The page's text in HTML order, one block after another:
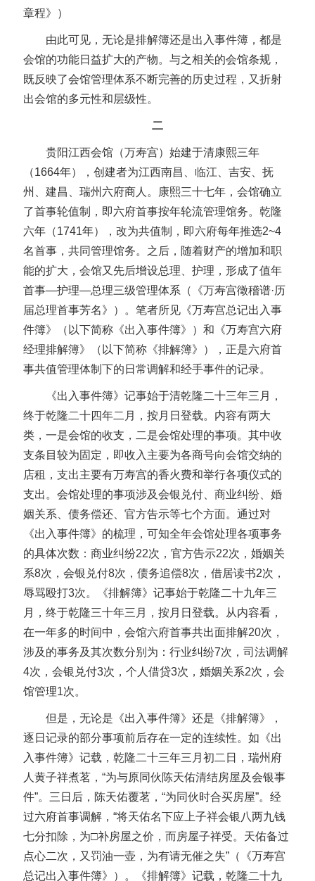
章程》）
由此可见，无论是排解簿还是出入事件簿，都是
会馆的功能日益扩大的产物。与之相关的会馆条规，
既反映了会馆管理体系不断完善的历史过程，又折射
出会馆的多元性和层级性。
二
贵阳江西会馆（万寿宫）始建于清康熙三年
（1664年），创建者为江西南昌、临江、吉安、抚
州、建昌、瑞州六府商人。康熙三十七年，会馆确立
了首事轮值制，即六府首事按年轮流管理馆务。乾隆
六年（1741年），改为共值制，即六府每年推选2~4
名首事，共同管理馆务。之后，随着财产的增加和职
能的扩大，会馆又先后增设总理、护理，形成了值年
首事—护理—总理三级管理体系（《万寿宫徵稽谱·历
届总理首事芳名》）。笔者所见《万寿宫总记出入事
件簿》（以下简称《出入事件簿》）和《万寿宫六府
经理排解簿》（以下简称《排解簿》），正是六府首
事共值管理体制下的日常调解和经手事件的记录。
《出入事件簿》记事始于清乾隆二十三年三月，
终于乾隆二十四年二月，按月日登载。内容有两大
类，一是会馆的收支，二是会馆处理的事项。其中收
支条目较为固定，即收入主要为各商号向会馆交纳的
店租，支出主要有万寿宫的香火费和举行各项仪式的
支出。会馆处理的事项涉及会银兑付、商业纠纷、婚
姻关系、债务偿还、官方告示等七个方面。通过对
《出入事件簿》的梳理，可知全年会馆处理各项事务
的具体次数：商业纠纷22次，官方告示22次，婚姻关
系8次，会银兑付8次，债务追偿8次，借居读书2次，
辱骂殴打3次。《排解簿》记事始于乾隆二十九年三
月，终于乾隆三十年三月，按月日登载。从内容看，
在一年多的时间中，会馆六府首事共出面排解20次，
涉及的事务及其次数分别为：行业纠纷7次，司法调解
4次，会银兑付3次，个人借贷3次，婚姻关系2次，会
馆管理1次。
但是，无论是《出入事件簿》还是《排解簿》，
逐日记录的部分事项前后存在一定的连续性。如《出
入事件簿》记载，乾隆二十三年三月初二日，瑞州府
人黄子祥煮茗，“为与原同伙陈天佑清结房屋及会银事
件”。三日后，陈天佑覆茗，“为同伙时合买房屋”。经
过六府首事调解，“将天佑名下应上子祥会银八两九钱
七分扣除，为□补房屋之价，而房屋子祥受。天佑备过
点心二次，又罚油一壶，为有请无催之失”（《万寿宫
总记出入事件簿》）。《排解簿》记载，乾隆二十九